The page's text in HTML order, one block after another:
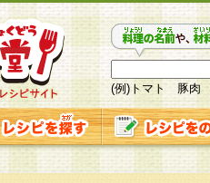
(例)トマト 豚肉